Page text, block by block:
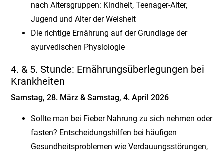
nach Altersgruppen: Kindheit, Teenager-Alter,
Jugend und Alter der Weisheit
Die richtige Ernährung auf der Grundlage der
ayurvedischen Physiologie
4. & 5. Stunde: Ernährungsüberlegungen bei
Krankheiten
Samstag, 28. März & Samstag, 4. April 2026
Sollte man bei Fieber Nahrung zu sich nehmen oder
fasten? Entscheidungshilfen bei häufigen
Gesundheitsproblemen wie Verdauungsstörungen,